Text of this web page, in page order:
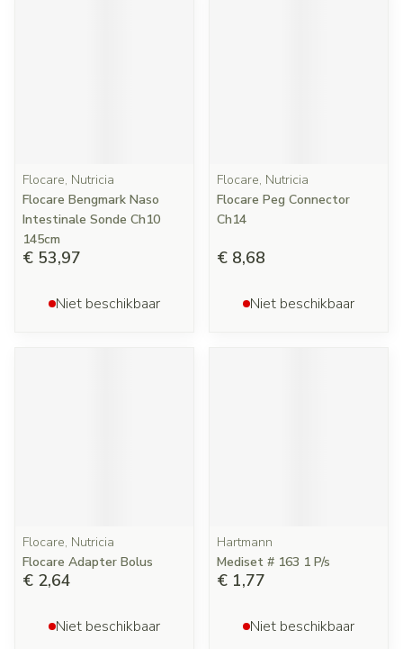
Flocare, Nutricia
Flocare Bengmark Naso
Intestinale Sonde Ch10
145cm
€ 53,97
Niet beschikbaar
Flocare, Nutricia
Flocare Peg Connector
Ch14
€ 8,68
Niet beschikbaar
Flocare, Nutricia
Flocare Adapter Bolus
€ 2,64
Niet beschikbaar
Hartmann
Mediset # 163 1 P/s
€ 1,77
Niet beschikbaar